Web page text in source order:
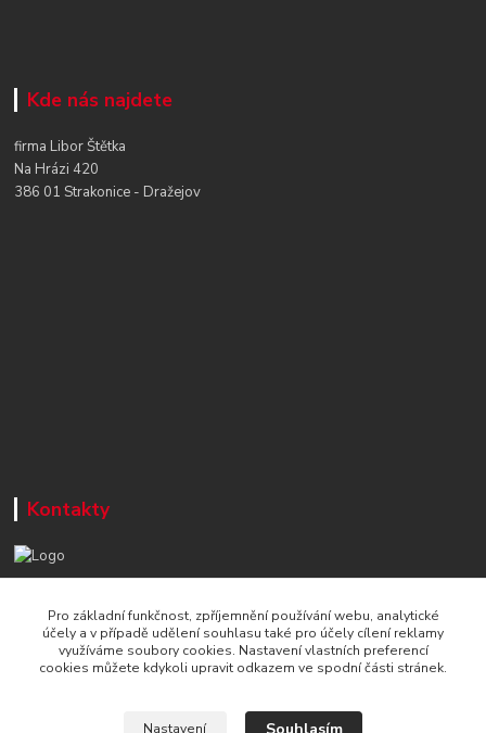
Kde nás najdete
firma Libor Štětka
Na Hrázi 420
386 01 Strakonice - Dražejov
Kontakty
Po-Čt, 8-16 hod./ Pá 8-13 hod.
info@naradi-stetka.cz
Pro základní funkčnost, zpříjemnění používání webu, analytické
účely a v případě udělení souhlasu také pro účely cílení reklamy
využíváme soubory cookies. Nastavení vlastních preferencí
cookies můžete kdykoli upravit odkazem ve spodní části stránek.
Nastavení